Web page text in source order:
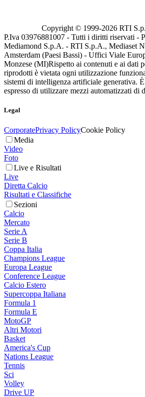
Copyright © 1999-2026 RTI
P.Iva 03976881007 - Tutti i diritti riservati -
Mediamond S.p.A. - RTI S.p.A., Mediaset
Amsterdam (Paesi Bassi) - Uffici Viale
Monzese (MI)Rispetto ai contenuti e ai dati
riprodotti è vietata ogni utilizzazione
sistemi di intelligenza artificiale generativa.
espresso di utilizzare mezzi automatizzati di
Legal
CorporatePrivacy PolicyCookie Policy
Media
Video
Foto
Live e Risultati
Live
Diretta Calcio
Risultati e Classifiche
Sezioni
Calcio
Mercato
Serie A
Serie B
Coppa Italia
Champions League
Europa League
Conference League
Calcio Estero
Supercoppa Italiana
Formula 1
Formula E
MotoGP
Altri Motori
Basket
America's Cup
Nations League
Tennis
Sci
Volley
Drive UP